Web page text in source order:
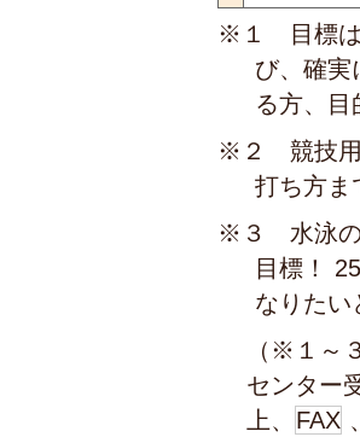
※１ 目標は
び、確実
る方、
※２ 競技用
打ち方ま
※３ 水泳の
目標！
なりたい
（※１～
センター
上、 FAX